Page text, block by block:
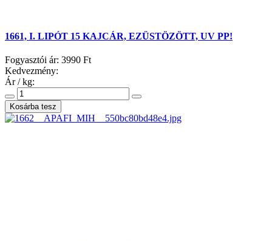
1661, I. LIPÓT 15 KAJCÁR, EZÜSTÖZÖTT, UV PP!
Fogyasztói ár: 3990 Ft
Kedvezmény:
Ár / kg: